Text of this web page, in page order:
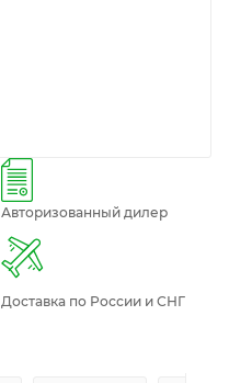
Авторизованный дилер
Доставка по России и СНГ